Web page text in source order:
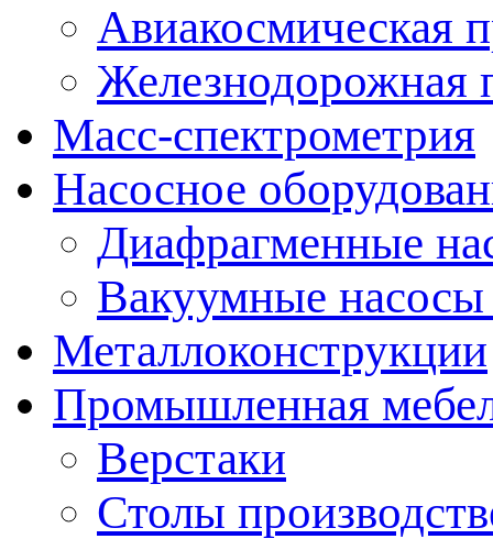
Авиакосмическая
Железнодорожная
Масс-спектрометрия
Насосное
Диафрагменные
Вакуумные
Металлоконструкции
Промышленная
Верстаки
Столы